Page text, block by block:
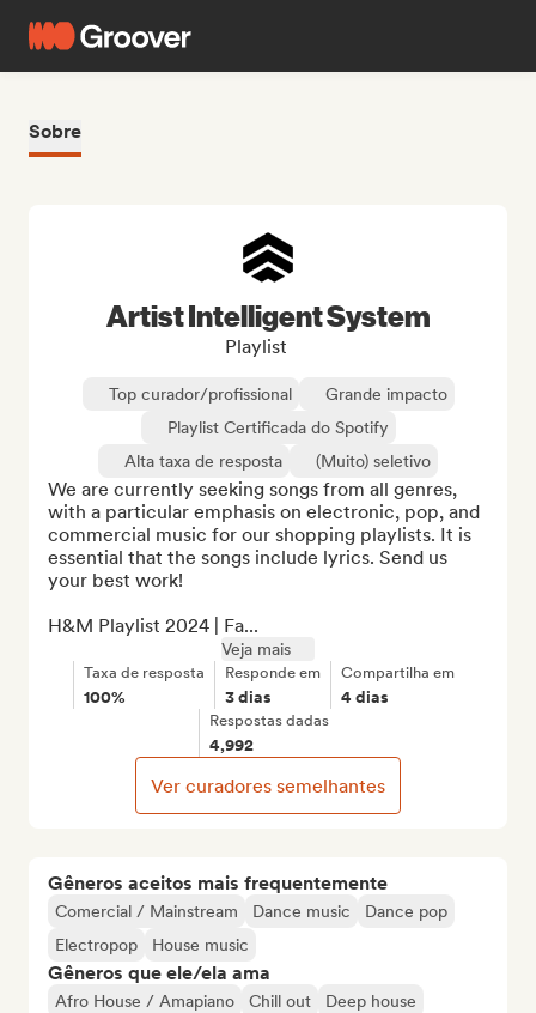
Sobre
Gêneros aceitos mais frequentemente
Comercial / Mainstream Dance music
Dance pop
Electropop
House music
Gêneros que ele/ela ama
Afro House / Amapiano Chill out
Deep house
Artist Intelligent System
Playlist
Top curador/profissional
Grande impacto
Playlist Certificada do Spotify
Alta taxa de resposta
(Muito) seletivo
We are currently seeking songs from all genres,
with a particular emphasis on electronic, pop, and
commercial music for our shopping playlists. It is
essential that the songs include lyrics. Send us
your best work!
H&M Playlist 2024 | Fa...
Veja mais
Taxa de resposta
100%
Responde em
3 dias
Compartilha em
4 dias
Respostas dadas
4,992
Ver curadores semelhantes